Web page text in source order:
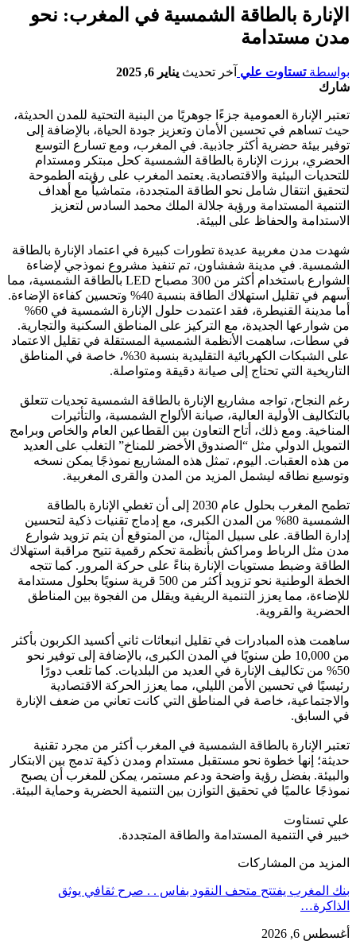
الإنارة بالطاقة الشمسية في المغرب: نحو
مدن مستدامة
بواسطةتستاوت علي آخر تحديث يناير 6, 2025
شارك
تعتبر الإنارة العمومية جزءًا جوهريًا من البنية التحتية للمدن الحديثة،
حيث تساهم في تحسين الأمان وتعزيز جودة الحياة، بالإضافة إلى
توفير بيئة حضرية أكثر جاذبية. في المغرب، ومع تسارع التوسع
الحضري، برزت الإنارة بالطاقة الشمسية كحل مبتكر ومستدام
للتحديات البيئية والاقتصادية. يعتمد المغرب على رؤيته الطموحة
لتحقيق انتقال شامل نحو الطاقة المتجددة، متماشياً مع أهداف
التنمية المستدامة ورؤية جلالة الملك محمد السادس لتعزيز
الاستدامة والحفاظ على البيئة.
شهدت مدن مغربية عديدة تطورات كبيرة في اعتماد الإنارة بالطاقة
الشمسية. في مدينة شفشاون، تم تنفيذ مشروع نموذجي لإضاءة
الشوارع باستخدام أكثر من 300 مصباح LED بالطاقة الشمسية، مما
أسهم في تقليل استهلاك الطاقة بنسبة 40% وتحسين كفاءة الإضاءة.
أما مدينة القنيطرة، فقد اعتمدت حلول الإنارة الشمسية في 60%
من شوارعها الجديدة، مع التركيز على المناطق السكنية والتجارية.
في سطات، ساهمت الأنظمة الشمسية المستقلة في تقليل الاعتماد
على الشبكات الكهربائية التقليدية بنسبة 30%، خاصة في المناطق
التاريخية التي تحتاج إلى صيانة دقيقة ومتواصلة.
رغم النجاح، تواجه مشاريع الإنارة بالطاقة الشمسية تحديات تتعلق
بالتكاليف الأولية العالية، صيانة الألواح الشمسية، والتأثيرات
المناخية. ومع ذلك، أتاح التعاون بين القطاعين العام والخاص وبرامج
التمويل الدولي مثل “الصندوق الأخضر للمناخ” التغلب على العديد
من هذه العقبات. اليوم، تمثل هذه المشاريع نموذجًا يمكن نسخه
وتوسيع نطاقه ليشمل المزيد من المدن والقرى المغربية.
تطمح المغرب بحلول عام 2030 إلى أن تغطي الإنارة بالطاقة
الشمسية 80% من المدن الكبرى، مع إدماج تقنيات ذكية لتحسين
إدارة الطاقة. على سبيل المثال، من المتوقع أن يتم تزويد شوارع
مدن مثل الرباط ومراكش بأنظمة تحكم رقمية تتيح مراقبة استهلاك
الطاقة وضبط مستويات الإنارة بناءً على حركة المرور. كما تتجه
الخطة الوطنية نحو تزويد أكثر من 500 قرية سنويًا بحلول مستدامة
للإضاءة، مما يعزز التنمية الريفية ويقلل من الفجوة بين المناطق
الحضرية والقروية.
ساهمت هذه المبادرات في تقليل انبعاثات ثاني أكسيد الكربون بأكثر
من 10,000 طن سنويًا في المدن الكبرى، بالإضافة إلى توفير نحو
50% من تكاليف الإنارة في العديد من البلديات. كما تلعب دورًا
رئيسيًا في تحسين الأمن الليلي، مما يعزز الحركة الاقتصادية
والاجتماعية، خاصة في المناطق التي كانت تعاني من ضعف الإنارة
في السابق.
تعتبر الإنارة بالطاقة الشمسية في المغرب أكثر من مجرد تقنية
حديثة؛ إنها خطوة نحو مستقبل مستدام ومدن ذكية تدمج بين الابتكار
والبيئة. بفضل رؤية واضحة ودعم مستمر، يمكن للمغرب أن يصبح
نموذجًا عالميًا في تحقيق التوازن بين التنمية الحضرية وحماية البيئة.
علي تستاوت
خبير في التنمية المستدامة والطاقة المتجددة.
المزيد من المشاركات
بنك المغرب يفتتح متحف النقود بفاس . . صرح ثقافي يوثق
الذاكرة…
أغسطس 6, 2026